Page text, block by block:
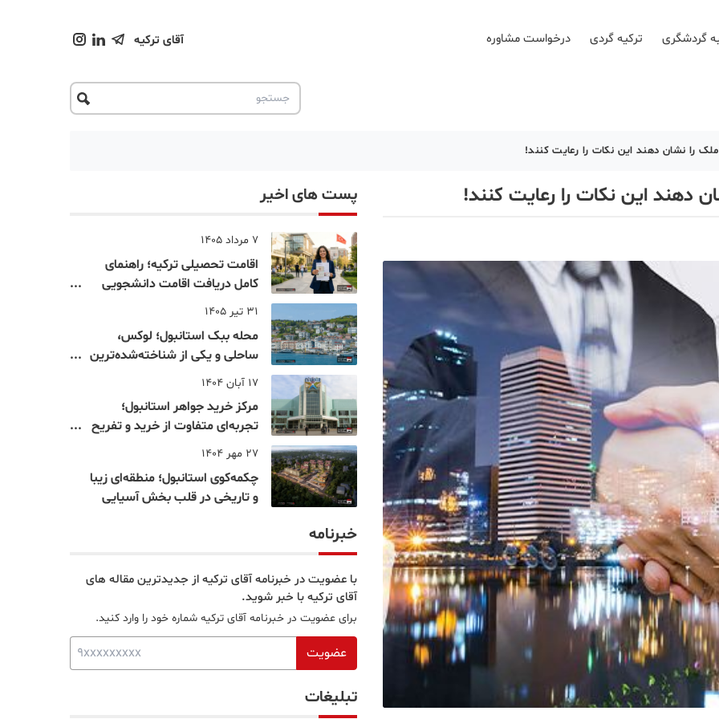
گردشگری ترکیه گردی درخواست مشاوره آقای ترکیه
ملک را نشان دهند این نکات را رعایت کنند!
دهند این نکات را رعایت کنند! پست های اخیر
7 مرداد 1405
اقامت تحصیلی ترکیه؛ راهنمای
کامل دریافت اقامت دانشجویی
ترکیه در سال ۲۰۲۶
31 تیر 1405
محله ببک استانبول؛ لوکس،
ساحلی و یکی از شناخته‌شده‌ترین
نقاط بسفر
17 آبان 1404
مرکز خرید جواهر استانبول؛
تجربه‌ای متفاوت از خرید و تفریح
در قلب استانبول
27 مهر 1404
چکمه‌کوی استانبول؛ منطقه‌ای زیبا
و تاریخی در قلب بخش آسیایی
خبرنامه
با عضویت در خبرنامه آقای ترکیه از جدیدترین مقاله های
آقای ترکیه با خبر شوید.
برای عضویت در خبرنامه آقای ترکیه شماره خود را وارد کنید.
عضویت
تبلیغات